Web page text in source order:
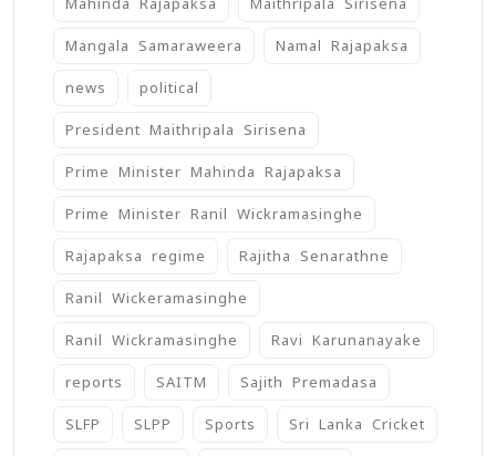
Mahinda Rajapaksa Maithripala Sirisena
Mangala Samaraweera Namal Rajapaksa
news political
President Maithripala Sirisena
Prime Minister Mahinda Rajapaksa
Prime Minister Ranil Wickramasinghe
Rajapaksa regime Rajitha Senarathne
Ranil Wickeramasinghe
Ranil Wickramasinghe Ravi Karunanayake
reports SAITM Sajith Premadasa
SLFP SLPP Sports Sri Lanka Cricket